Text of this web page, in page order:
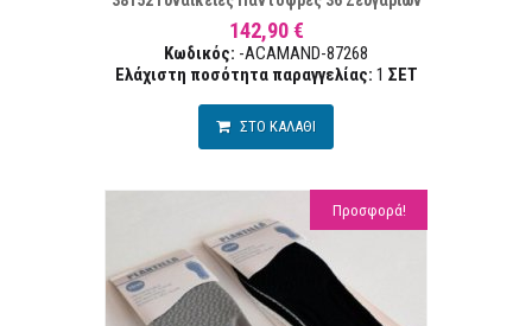
142,90 €
Κωδικός: -ACAMAND-87268
Ελάχιστη ποσότητα παραγγελίας: 1 ΣΕΤ
ΣΤΟ ΚΑΛΑΘΙ
Προσφορά!